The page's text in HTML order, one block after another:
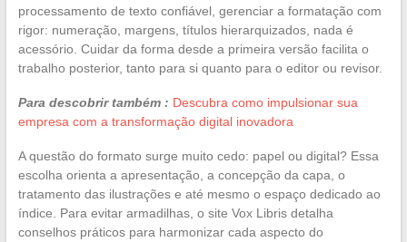
processamento de texto confiável, gerenciar a formatação com
rigor: numeração, margens, títulos hierarquizados, nada é
acessório. Cuidar da forma desde a primeira versão facilita o
trabalho posterior, tanto para si quanto para o editor ou revisor.
Para descobrir também : Descubra como impulsionar sua
empresa com a transformação digital inovadora
A questão do formato surge muito cedo: papel ou digital? Essa
escolha orienta a apresentação, a concepção da capa, o
tratamento das ilustrações e até mesmo o espaço dedicado ao
índice. Para evitar armadilhas, o site Vox Libris detalha
conselhos práticos para harmonizar cada aspecto do